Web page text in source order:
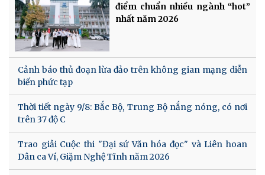
điểm chuẩn nhiều ngành “hot”
nhất năm 2026
Cảnh báo thủ đoạn lừa đảo trên không gian mạng diễn
biến phức tạp
Thời tiết ngày 9/8: Bắc Bộ, Trung Bộ nắng nóng, có nơi
trên 37 độ C
Trao giải Cuộc thi "Đại sứ Văn hóa đọc" và Liên hoan
Dân ca Ví, Giặm Nghệ Tĩnh năm 2026